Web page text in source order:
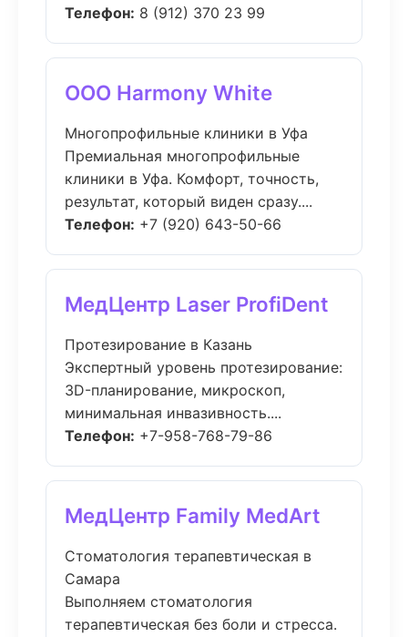
Телефон: 8 (912) 370 23 99
ООО Harmony White
Многопрофильные клиники в Уфа
Премиальная многопрофильные
клиники в Уфа. Комфорт, точность,
результат, который виден сразу....
Телефон: +7 (920) 643-50-66
МедЦентр Laser ProfiDent
Протезирование в Казань
Экспертный уровень протезирование:
3D-планирование, микроскоп,
минимальная инвазивность....
Телефон: +7-958-768-79-86
МедЦентр Family MedArt
Стоматология терапевтическая в
Самара
Выполняем стоматология
терапевтическая без боли и стресса.